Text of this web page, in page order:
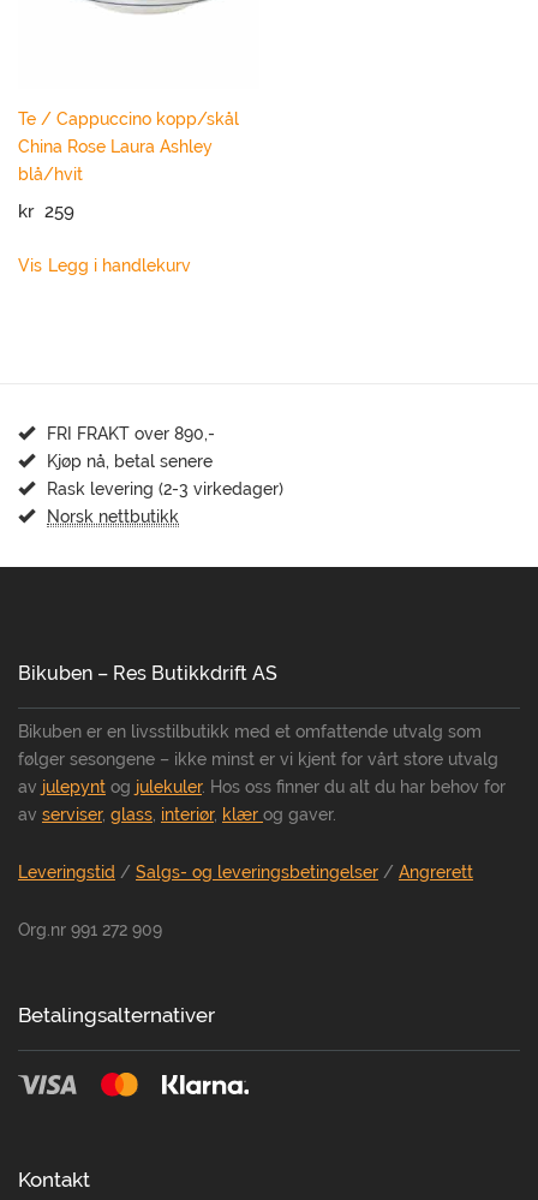
Te / Cappuccino kopp/skål
China Rose Laura Ashley
blå/hvit
kr 259
Vis Legg i handlekurv
FRI FRAKT over 890,-
Kjøp nå, betal senere
Rask levering (2-3 virkedager)
Norsk nettbutikk
Bikuben – Res Butikkdrift AS
Bikuben er en livsstilbutikk med et omfattende utvalg som
følger sesongene – ikke minst er vi kjent for vårt store utvalg
av julepynt og julekuler. Hos oss finner du alt du har behov for
av serviser, glass, interiør, klær og gaver.
Leveringstid / Salgs- og leveringsbetingelser / Angrerett
Org.nr 991 272 909
Betalingsalternativer
Kontakt